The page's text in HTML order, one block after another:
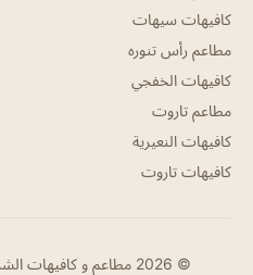
كافيهات سيهات
مطاعم رأس تنوره
كافيهات الخفجي
مطاعم تاروت
كافيهات النعيرية
كافيهات تاروت
© 2026 مطاعم و كافيهات الشرقية. جميع الحقوق محفوظة.